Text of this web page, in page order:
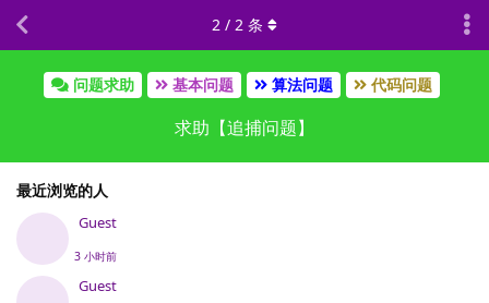
问题求助 基本问题 算法问题 代码问题
求助【追捕问题】
最近浏览的人
Guest
3 小时前
Guest
2 / 2 条